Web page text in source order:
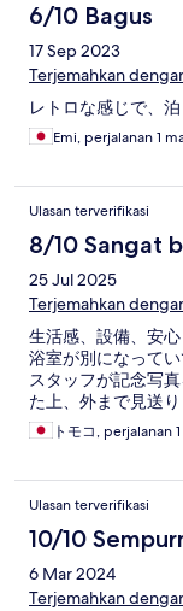
6/10 Bagus
17 Sep 2023
Terjemahkan
レトロな感じで、
Emi, perjalanan 1
Ulasan terverifikasi
8/10 Sangat
25 Jul 2025
Terjemahkan
生活感、設備、安
浴室が別になって
スタッフが記念写
た上、外まで見送り
トモコ, perjalanan
Ulasan terverifikasi
10/10
6 Mar 2024
Terjemahkan